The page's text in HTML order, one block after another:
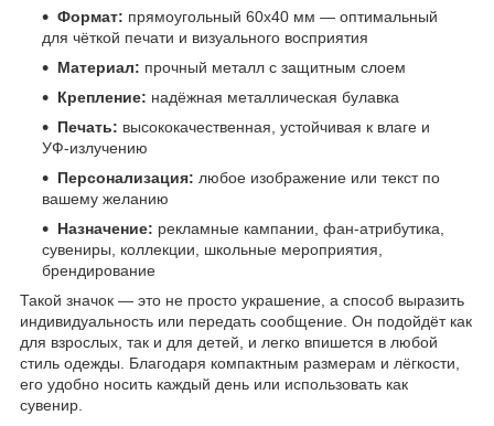
Формат: прямоугольный 60х40 мм — оптимальный
для чёткой печати и визуального восприятия
Материал: прочный металл с защитным слоем
Крепление: надёжная металлическая булавка
Печать: высококачественная, устойчивая к влаге и
УФ-излучению
Персонализация: любое изображение или текст по
вашему желанию
Назначение: рекламные кампании, фан-атрибутика,
сувениры, коллекции, школьные мероприятия,
брендирование
Такой значок — это не просто украшение, а способ выразить
индивидуальность или передать сообщение. Он подойдёт как
для взрослых, так и для детей, и легко впишется в любой
стиль одежды. Благодаря компактным размерам и лёгкости,
его удобно носить каждый день или использовать как
сувенир.